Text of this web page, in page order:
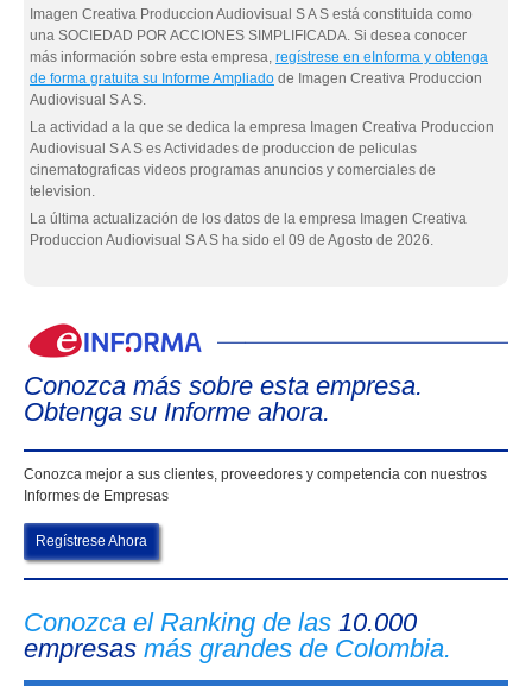
Imagen Creativa Produccion Audiovisual S A S está constituida como
una SOCIEDAD POR ACCIONES SIMPLIFICADA. Si desea conocer
más información sobre esta empresa, regístrese en eInforma y obtenga
de forma gratuita su Informe Ampliado de Imagen Creativa Produccion
Audiovisual S A S.
La actividad a la que se dedica la empresa Imagen Creativa Produccion
Audiovisual S A S es Actividades de produccion de peliculas
cinematograficas videos programas anuncios y comerciales de
television.
La última actualización de los datos de la empresa Imagen Creativa
Produccion Audiovisual S A S ha sido el 09 de Agosto de 2026.
Conozca más sobre esta empresa.
Obtenga su Informe ahora.
Conozca mejor a sus clientes, proveedores y competencia con nuestros
Informes de Empresas
Regístrese Ahora
Conozca el Ranking de las 10.000
empresas más grandes de Colombia.